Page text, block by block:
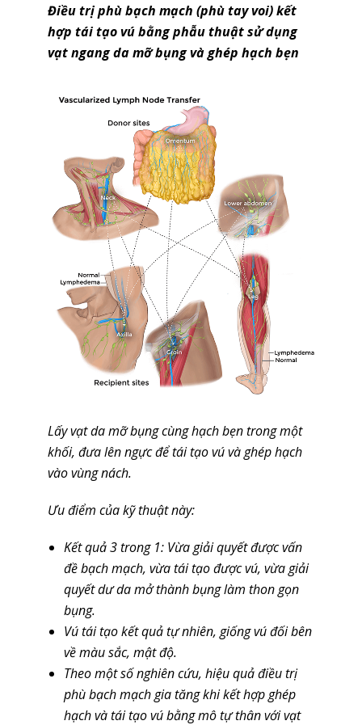
Điều trị phù bạch mạch (phù tay voi) kết
hợp tái tạo vú bằng phẫu thuật sử dụng
vạt ngang da mỡ bụng và ghép hạch bẹn
Lấy vạt da mỡ bụng cùng hạch bẹn trong một
khối, đưa lên ngực để tái tạo vú và ghép hạch
vào vùng nách.
Ưu điểm của kỹ thuật này:
Kết quả 3 trong 1: Vừa giải quyết được vấn
đề bạch mạch, vừa tái tạo được vú, vừa giải
quyết dư da mở thành bụng làm thon gọn
bụng.
Vú tái tạo kết quả tự nhiên, giống vú đối bên
về màu sắc, mật độ.
Theo một số nghiên cứu, hiệu quả điều trị
phù bạch mạch gia tăng khi kết hợp ghép
hạch và tái tạo vú bằng mô tự thân với vạt